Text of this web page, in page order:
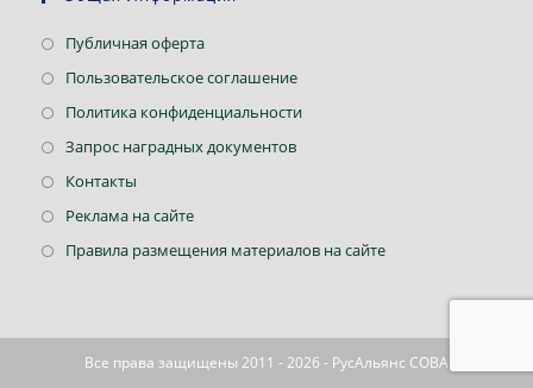
Публичная офертаОткроется
в
Пользовательское соглашениеОткроется
в
Политика конфиденциальностиОткроется
Запрос наградных документовОткроется
Контакты
в
Реклама на сайтеОткроется
в
Правила размещения материалов на сайтеОткроется
вкладке
Все права защищены 2011 - 2026 - РусАльянс СОВА